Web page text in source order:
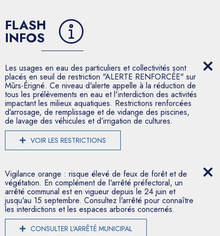
FLASH
INFOS
Les usages en eau des particuliers et collectivités sont
placés en seuil de restriction "ALERTE RENFORCÉE" sur
Mûrs-Érigné. Ce niveau d'alerte appelle à la réduction de
tous les prélèvements en eau et l'interdiction des activités
impactant les milieux aquatiques. Restrictions renforcées
d’arrosage, de remplissage et de vidange des piscines,
de lavage des véhicules et d’irrigation de cultures.
VOIR LES RESTRICTIONS
Vigilance orange : risque élevé de feux de forêt et de
végétation. En complément de l'arrêté préfectoral, un
arrêté communal est en vigueur depuis le 24 juin et
jusqu'au 15 septembre. Consultez l'arrêté pour connaître
les interdictions et les espaces arborés concernés.
CONSULTER L'ARRÊTÉ MUNICIPAL